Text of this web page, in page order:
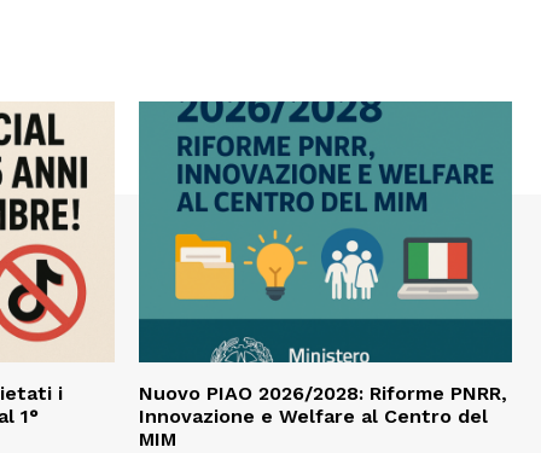
i
1°
Nuovo PIAO 2026/2028: Riforme PNRR,
Innovazione e Welfare al Centro del
MIM